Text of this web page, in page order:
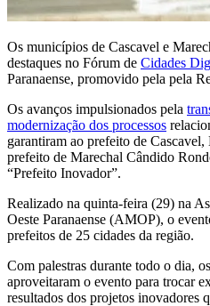
Os municípios de Cascavel e
destaques no Fórum de Cidades
Paranaense, promovido pela pela
Os avanços impulsionados pela
modernização dos processos
garantiram ao prefeito de
prefeito de Marechal Cândido
“Prefeito Inovador”.
Realizado na quinta-feira (29) na
Oeste Paranaense (AMOP), o
prefeitos de 25 cidades da região.
Com palestras durante todo o dia,
aproveitaram o evento para trocar
resultados dos projetos inovadores